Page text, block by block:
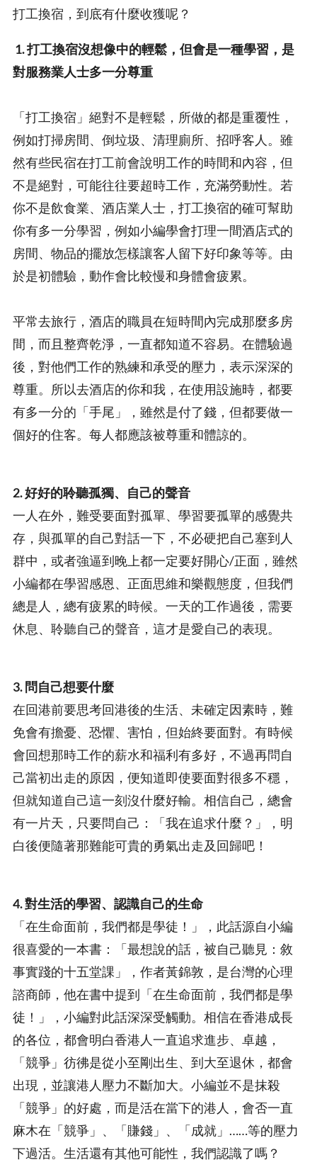
打工換宿，到底有什麼收獲呢？
1. 打工換宿沒想像中的輕鬆，但會是一種學習，是
對服務業人士多一分尊重
「打工換宿」絕對不是輕鬆，所做的都是重覆性，
例如打掃房間、倒垃圾、清理廁所、招呼客人。雖
然有些民宿在打工前會說明工作的時間和內容，但
不是絕對，可能往往要超時工作，充滿勞動性。若
你不是飲食業、酒店業人士，打工換宿的確可幫助
你有多一分學習，例如小編學會打理一間酒店式的
房間、物品的擺放怎樣讓客人留下好印象等等。由
於是初體驗，動作會比較慢和身體會疲累。
平常去旅行，酒店的職員在短時間內完成那麼多房
間，而且整齊乾淨，一直都知道不容易。在體驗過
後，對他們工作的熟練和承受的壓力，表示深深的
尊重。所以去酒店的你和我，在使用設施時，都要
有多一分的「手尾」，雖然是付了錢，但都要做一
個好的住客。每人都應該被尊重和體諒的。
2. 好好的聆聽孤獨、自己的聲音
一人在外，難受要面對孤單、學習要孤單的感覺共
存，與孤單的自己對話一下，不必硬把自己塞到人
群中，或者強逼到晚上都一定要好開心/正面，雖然
小編都在學習感恩、正面思維和樂觀態度，但我們
總是人，總有疲累的時候。一天的工作過後，需要
休息、聆聽自己的聲音，這才是愛自己的表現。
3. 問自己想要什麼
在回港前要思考回港後的生活、未確定因素時，難
免會有擔憂、恐懼、害怕，但始終要面對。有時候
會回想那時工作的薪水和福利有多好，不過再問自
己當初出走的原因，便知道即使要面對很多不穩，
但就知道自己這一刻沒什麼好輸。相信自己，總會
有一片天，只要問自己：「我在追求什麼？」，明
白後便隨著那難能可貴的勇氣出走及回歸吧！
4. 對生活的學習、認識自己的生命
「在生命面前，我們都是學徒！」，此話源自小編
很喜愛的一本書：「最想說的話，被自己聽見：敘
事實踐的十五堂課」，作者黃錦敦，是台灣的心理
諮商師，他在書中提到「在生命面前，我們都是學
徒！」，小編對此話深深受觸動。相信在香港成長
的各位，都會明白香港人一直追求進步、卓越，
「競爭」彷彿是從小至剛出生、到大至退休，都會
出現，並讓港人壓力不斷加大。小編並不是抹殺
「競爭」的好處，而是活在當下的港人，會否一直
麻木在「競爭」、「賺錢」、「成就」……等的壓力
下過活。生活還有其他可能性，我們認識了嗎？